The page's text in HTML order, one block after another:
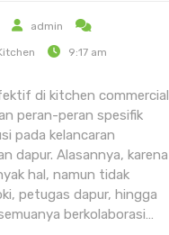
admin
9:17 am
di kitchen commercial
peran-peran spesifik
pada kelancaran
dapur. Alasannya, karena
hal, namun tidak
petugas dapur, hingga
berkolaborasi…